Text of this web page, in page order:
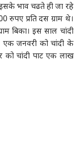
भाव चढते ही जा रहे
प्रति दस ग्राम थे।
बिका। इस साल चांदी
एक जनवरी को चांदी के
को चांदी पाट एक लाख